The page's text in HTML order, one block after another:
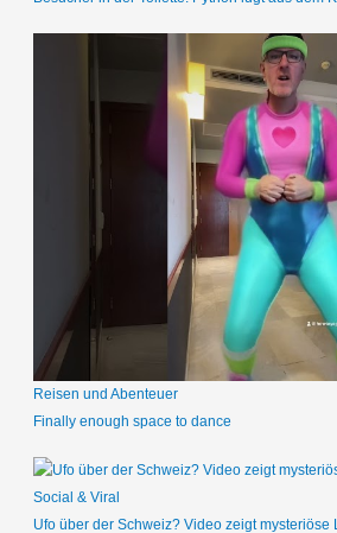
Reisen und Abenteuer
Finally enough space to dance
Social & Viral
Ufo über der Schweiz? Video zeigt mysteriöse